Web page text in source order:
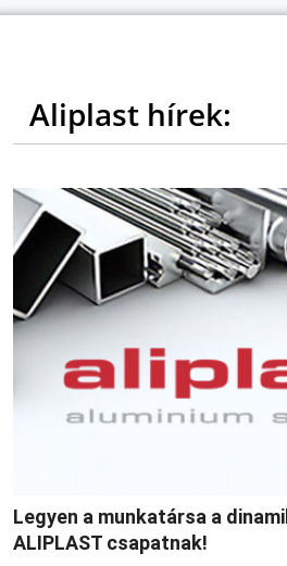
Aliplast hírek:
Legyen a munkatársa a
ALIPLAST csapatnak!